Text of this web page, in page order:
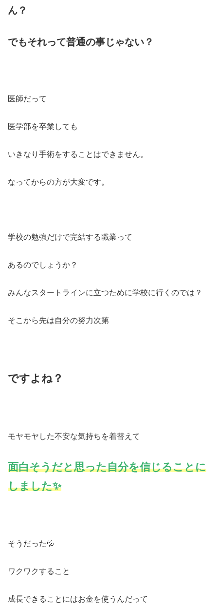
ん？
でもそれって普通の事じゃない？
医師だって
医学部を卒業しても
いきなり手術をすることはできません。
なってからの方が大変です。
学校の勉強だけで完結する職業って
あるのでしょうか？
みんなスタートラインに立つために学校に行くのでは？
そこから先は自分の努力次第
ですよね？
モヤモヤした不安な気持ちを着替えて
面白そうだと思った自分を信じることに
しました✨
そうだった💦
ワクワクすること
成長できることにはお金を使うんだって